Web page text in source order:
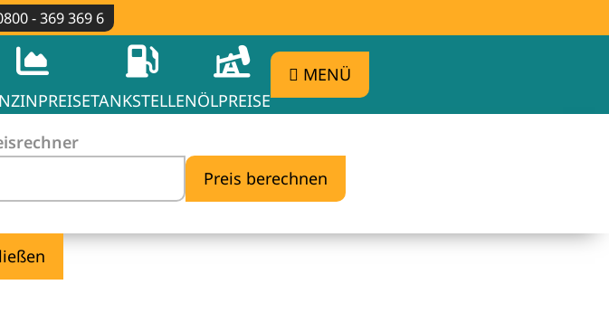
- 369 369 6
TANKSTELLENÖLPREISE
MENÜ